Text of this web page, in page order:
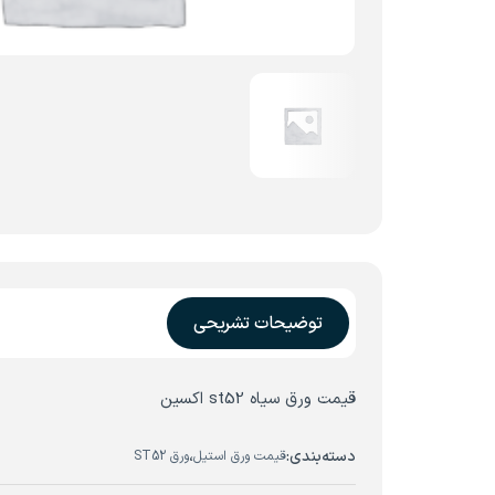
توضیحات تشریحی
قیمت ورق سیاه st52 اکسین
دسته‌بندی:قیمت ورق استیل،ورق ST52